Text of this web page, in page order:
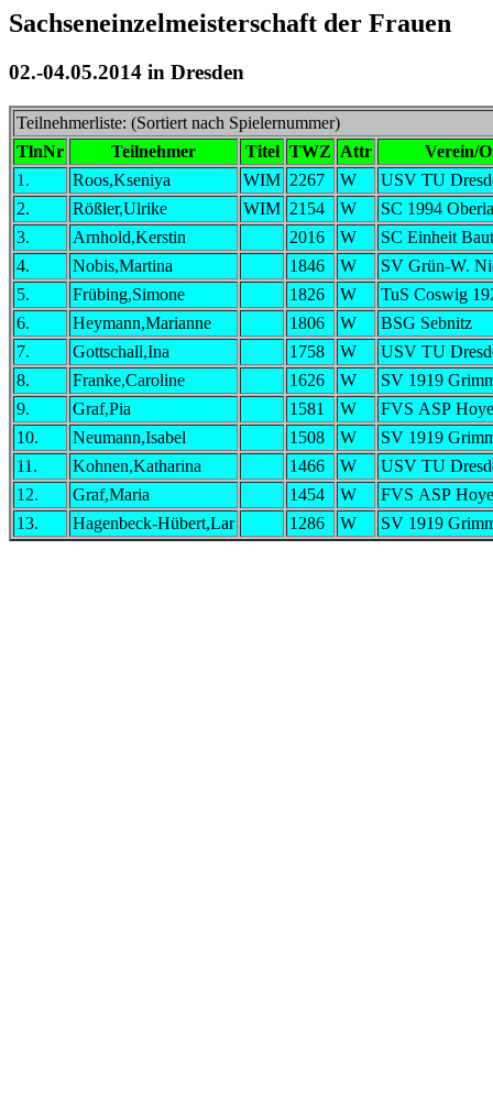
Sachseneinzelmeisterschaft der Frauen
02.-04.05.2014 in Dresden
Teilnehmerliste: (Sortiert nach Spielernummer)
TlnNr
Teilnehmer Titel TWZ Attr
Verein/
1.
Roos,Kseniya WIM 2267 W
USV TU
2.
Rößler,Ulrike WIM 2154 W
SC 1994
3.
Arnhold,Kerstin 2016 W
SC Einheit
4.
Nobis,Martina 1846 W
SV Grün-W.
5.
Frübing,Simone 1826 W
TuS Coswig
6.
Heymann,Marianne 1806 W
BSG Sebnitz
7.
Gottschall,Ina 1758 W
USV TU
8.
Franke,Caroline 1626 W
SV 1919
9.
Graf,Pia 1581 W
FVS ASP
10.
Neumann,Isabel 1508 W
SV 1919
11.
Kohnen,Katharina 1466 W
USV TU
12.
Graf,Maria 1454 W
FVS ASP
13.
Hagenbeck-Hübert,Lar 1286 W SV 1919